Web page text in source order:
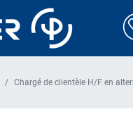
Chargé de clientèle H/F en